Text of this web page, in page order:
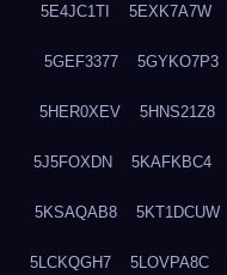
5E4JC1TI 5EXK7A7W
5GEF3377 5GYKO7P3
5HER0XEV 5HNS21Z8
5J5FOXDN 5KAFKBC4
5KSAQAB8 5KT1DCUW
5LCKQGH7 5LOVPA8C